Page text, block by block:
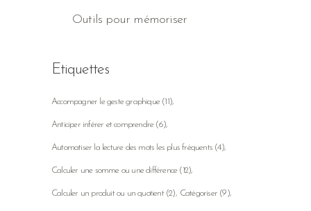
Outils pour mémoriser
Etiquettes
Accompagner le geste graphique(11)
Anticiper inférer et comprendre(6)
Automatiser la lecture des mots les plus fréquents (4)
Calculer une somme ou une différence(12)
Calculer un produit ou un quotient(2) Catégoriser (9)